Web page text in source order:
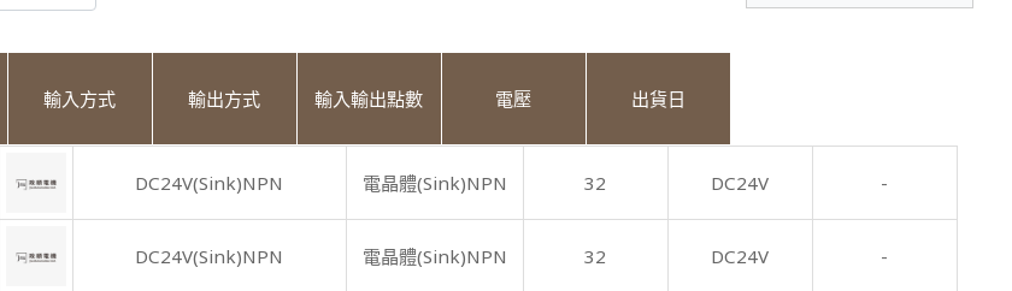
輸入方式 輸出方式 輸入輸出點數 電壓 出貨日
DC24V(Sink)NPN 電晶體(Sink)NPN 32 DC24V -
DC24V(Sink)NPN 電晶體(Sink)NPN 32 DC24V -